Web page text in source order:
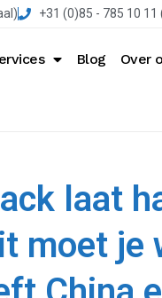
+31 (0)85 - 785 10
Blog Over
laat
moet